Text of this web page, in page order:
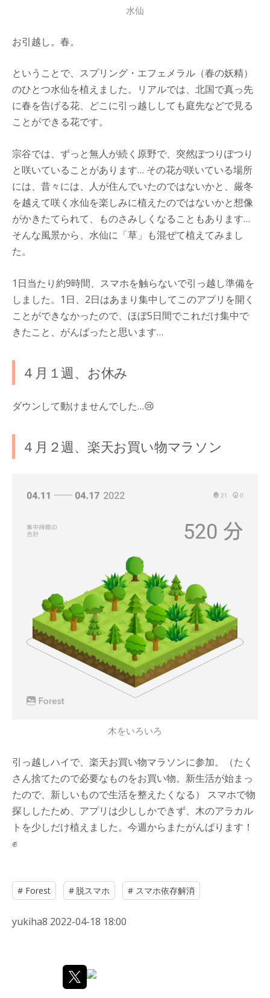
水仙
お引越し。春。
ということで、スプリング・エフェメラル（春の妖精）
のひとつ水仙を植えました。リアルでは、北国で真っ先
に春を告げる花、どこに引っ越ししても庭先などで見る
ことができる花です。
宗谷では、ずっと無人が続く原野で、突然ぽつりぽつり
と咲いていることがあります… その花が咲いている場所
には、昔々には、人が住んでいたのではないかと、厳冬
を越えて咲く水仙を楽しみに植えたのではないかと想像
がかきたてられて、ものさみしくなることもあります…
そんな風景から、水仙に「草」も混ぜて植えてみまし
た。
1日当たり約9時間、スマホを触らないで引っ越し準備を
しました。1日、2日はあまり集中してこのアプリを開く
ことができなかったので、ほぼ5日間でこれだけ集中で
きたこと、がんばったと思います…
４月１週、お休み
ダウンして動けませんでした…😢
４月２週、楽天お買い物マラソン
木をいろいろ
引っ越しハイで、楽天お買い物マラソンに参加。（たく
さん捨てたので必要なものをお買い物。新生活が始まっ
たので、新しいもので生活を整えたくなる） スマホで物
探ししたため、アプリは少ししかできず、木のアラカル
トを少しだけ植えました。今週からまたがんばります！
✊
# Forest # 脱スマホ # スマホ依存解消
yukiha8 2022-04-18 18:00